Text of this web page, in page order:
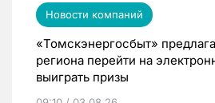
Новости компаний
«Томскэнергосбыт»
региона перейти на
выиграть призы